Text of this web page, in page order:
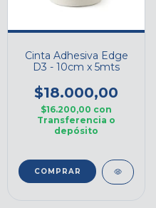
Cinta Adhesiva Edge
D3 - 10cm x 5mts
$18.000,00
$16.200,00 con
Transferencia o
depósito